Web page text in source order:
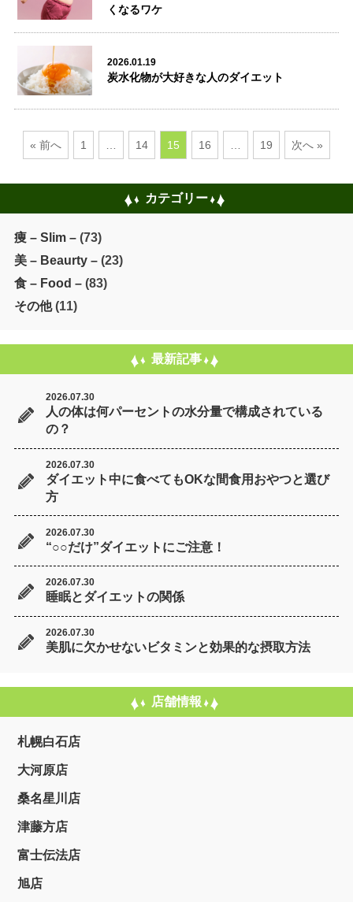
くなるワケ
2026.01.19
炭水化物が大好きな人のダイエット
« 前へ 1 14 15 16 19 次へ »
カテゴリー
痩 – Slim –(73)
美 – Beaurty –(23)
食 – Food –(83)
その他(11)
最新記事
2026.07.30
人の体は何パーセントの水分量で構成されている
の？
2026.07.30
ダイエット中に食べてもOKな間食用おやつと選び
方
2026.07.30
“○○だけ”ダイエットにご注意！
2026.07.30
睡眠とダイエットの関係
2026.07.30
美肌に欠かせないビタミンと効果的な摂取方法
店舗情報
札幌白石店
大河原店
桑名星川店
津藤方店
富士伝法店
旭店